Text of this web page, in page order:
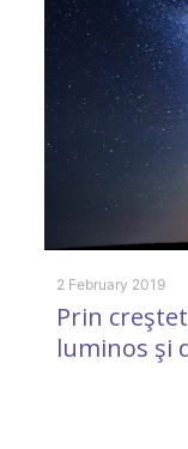
2 February 2019
Prin
luminos şi